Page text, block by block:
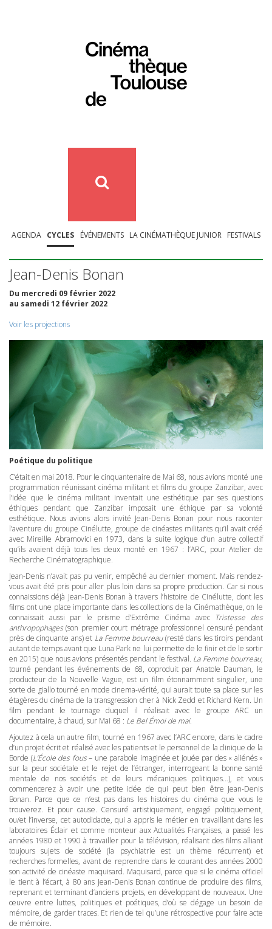
AGENDA CYCLES ÉVÉNEMENTS LA CINÉMATHÈQUE JUNIOR FESTIVALS
Jean-Denis Bonan
Du mercredi 09 février 2022
au samedi 12 février 2022
Voir les projections
Poétique du politique
C’était en mai 2018. Pour le cinquantenaire de Mai 68, nous avions monté une
programmation réunissant cinéma militant et films du groupe Zanzibar, avec
l’idée que le cinéma militant inventait une esthétique par ses questions
éthiques pendant que Zanzibar imposait une éthique par sa volonté
esthétique. Nous avions alors invité Jean-Denis Bonan pour nous raconter
l’aventure du groupe Cinélutte, groupe de cinéastes militants qu’il avait créé
avec Mireille Abramovici en 1973, dans la suite logique d’un autre collectif
qu’ils avaient déjà tous les deux monté en 1967 : l’ARC, pour Atelier de
Recherche Cinématographique.
Jean-Denis n’avait pas pu venir, empêché au dernier moment. Mais rendez-
vous avait été pris pour aller plus loin dans sa propre production. Car si nous
connaissions déjà Jean-Denis Bonan à travers l’histoire de Cinélutte, dont les
films ont une place importante dans les collections de la Cinémathèque, on le
connaissait aussi par le prisme d’Extrême Cinéma avec Tristesse des
anthropophages (son premier court métrage professionnel censuré pendant
près de cinquante ans) et La Femme bourreau(resté dans les tiroirs pendant
autant de temps avant que Luna Park ne lui permette de le finir et de le sortir
en 2015) que nous avions présentés pendant le festival. La Femme bourreau,
tourné pendant les événements de 68, coproduit par Anatole Dauman, le
producteur de la Nouvelle Vague, est un film étonnamment singulier, une
sorte de giallo tourné en mode cinema-vérité, qui aurait toute sa place sur les
étagères du cinéma de la transgression cher à Nick Zedd et Richard Kern. Un
film pendant le tournage duquel il réalisait avec le groupe ARCun
documentaire, à chaud, sur Mai 68 : Le Bel Émoi de mai.
Ajoutez à cela un autre film, tourné en 1967 avec l’ARC encore, dans le cadre
d’un projet écrit et réalisé avec les patients et le personnel de la clinique de la
Borde (L’École des fous– une parabole imaginée et jouée par des « aliénés »
sur la peur sociétale et le rejet de l’étranger, interrogeant la bonne santé
mentale de nos sociétés et de leurs mécaniques politiques…), et vous
commencerez à avoir une petite idée de qui peut bien être Jean-Denis
Bonan. Parce que ce n’est pas dans les histoires du cinéma que vous le
trouverez. Et pour cause. Censuré artistiquement, engagé politiquement,
ou/et l’inverse, cet autodidacte, qui a appris le métier en travaillant dans les
laboratoires Éclair et comme monteur aux Actualités Françaises, a passé les
années 1980 et 1990 à travailler pour la télévision, réalisant des films alliant
toujours sujets de société (la psychiatrie est un thème récurrent) et
recherches formelles, avant de reprendre dans le courant des années 2000
son activité de cinéaste maquisard. Maquisard, parce que si le cinéma officiel
le tient à l’écart, à 80 ans Jean-Denis Bonan continue de produire des films,
reprenant et terminant d’anciens projets, en développant de nouveaux. Une
œuvre entre luttes, politiques et poétiques, d’où se dégage un besoin de
mémoire, de garder traces. Et rien de tel qu’une rétrospective pour faire acte
de mémoire.